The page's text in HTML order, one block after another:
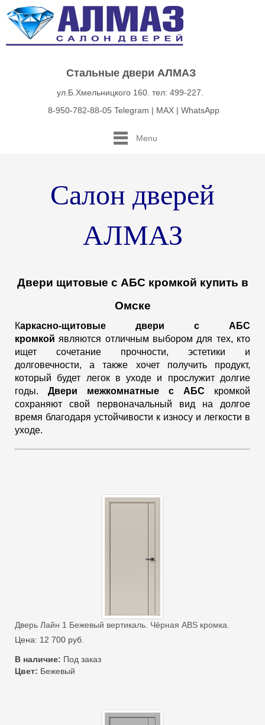
Стальные двери АЛМАЗ
ул.Б.Хмельницкого 160. тел: 499-227.
8-950-782-88-05 Telegram | MAX | WhatsApp
Menu
Салон дверей
АЛМАЗ
Двери щитовые с АБС кромкой купить в
Омске
Каркасно-щитовые двери с АБС
кромкой являются отличным выбором для тех, кто
ищет сочетание прочности, эстетики и
долговечности, а также хочет получить продукт,
который будет легок в уходе и прослужит долгие
годы. Двери межкомнатные с АБС кромкой
сохраняют свой первоначальный вид на долгое
время благодаря устойчивости к износу и легкости в
уходе.
Дверь Лайн 1 Бежевый вертикаль. Чёрная ABS кромка.
Цена: 12 700 руб.
В наличие: Под заказ
Цвет: Бежевый